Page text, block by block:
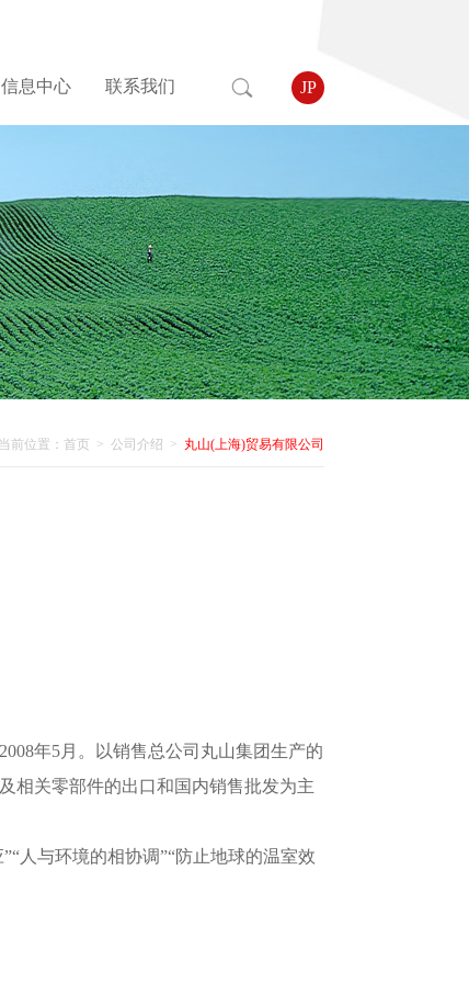
信息中心 联系我们 JP
当前位置： 首页 > 公司介绍 > 丸山(上海)贸易有限公司
年5月。以销售总公司丸山集团生产的
相关零部件的出口和国内销售批发为主
人与环境的相协调”“防止地球的温室效